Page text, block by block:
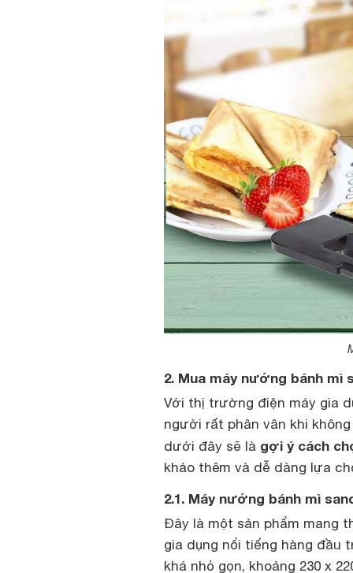
2. Mua máy nướng bánh mì
Với thị trường điện máy gia
người rất phân vân khi
dưới đây sẽ là gợi ý cách
khảo thêm và dễ dàng lựa
2.1. Máy nướng bánh mì
Đây là một sản phẩm mang
gia dụng nổi tiếng hàng đầu
khá nhỏ gọn, khoảng 230 x